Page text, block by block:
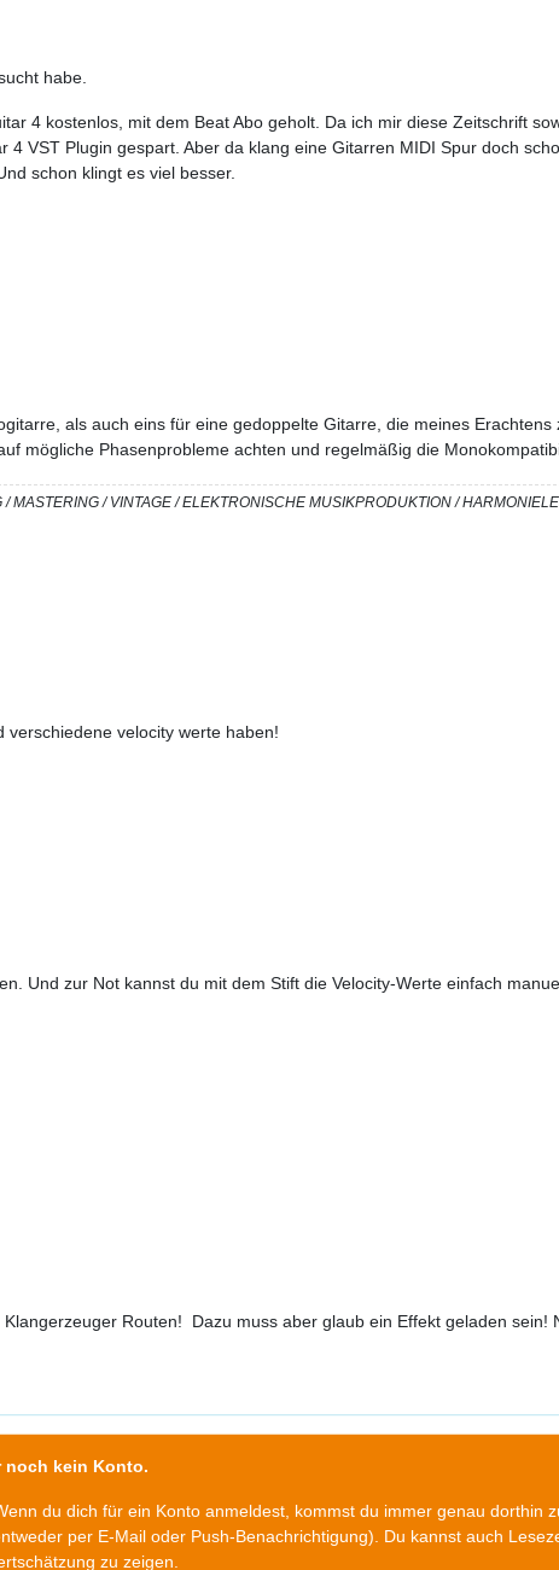
habe.
4 kostenlos, mit dem Beat Abo geholt. Da ich mir diese Zeitschrift
VST Plugin gespart. Aber da klang eine Gitarren MIDI Spur doch
schon klingt es viel besser.
als auch eins für eine gedoppelte Gitarre, die meines Erachtens
mögliche Phasenprobleme achten und regelmäßig die
/ VINTAGE / ELEKTRONISCHE MUSIKPRODUKTION /
velocity werte haben!
Und zur Not kannst du mit dem Stift die Velocity-Werte einfach
Routen! Dazu muss aber glaub ein Effekt geladen sein!
noch kein Konto.
du dich für ein Konto anmeldest, kommst du immer genau dorthin
per E-Mail oder Push-Benachrichtigung). Du kannst auch
zu zeigen.